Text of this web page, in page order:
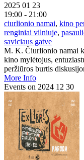
2025 01 23
19:00 - 21:00
ciurlionio namai, kino
renginiai vilniuje,
saviciaus gatve
M. K. Čiurlionio namai
kino mylėtojus,
peržiūros burtis
More Info
Events on 2024 12 30